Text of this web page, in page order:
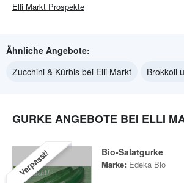
Elli Markt Prospekte
Ähnliche Angebote:
Zucchini & Kürbis bei Elli Markt
Brokkoli
GURKE ANGEBOTE BEI ELLI
Verpasst! Bio-Salatgurke
Marke: Edeka Bio